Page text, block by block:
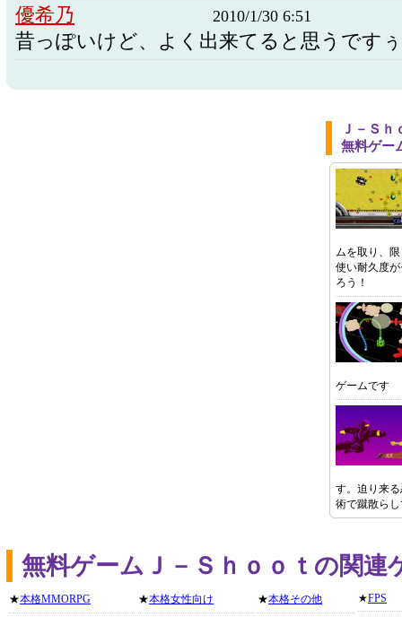
優希乃 2010/1/30 6:51
昔っぽいけど、よく出来てると思うです
Ｊ－Ｓｈ
無料ゲー
ムを取り、
使い耐久度
ろう！
ゲームです
す。迫り来
術で蹴散ら
無料ゲームＪ－Ｓｈｏｏｔの関連
★本格MMORPG ★本格女性向け ★本格その他 ★FPS